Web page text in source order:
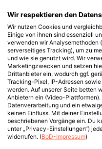
Wir respektieren den
Wir nutzen Cookies und
Einige von ihnen sind essenziell
verwenden wir Analysemethoden
serverseitiges Tracking), um zu
und wie sie genutzt wird. Wir
Marketingzwecken und setzen
Drittanbieter ein, wodurch ggf.
Tracking-Pixel, IP-Adressen
werden. Auf unserer Seite betten
Anbietern ein (Video-
Datenverarbeitung und ein
keinen Einfluss. Mit deiner
beschriebenen Vorgänge ein. Du
unter „Privacy-Einstellungen“)
widerrufen. (BoD-Impressum)